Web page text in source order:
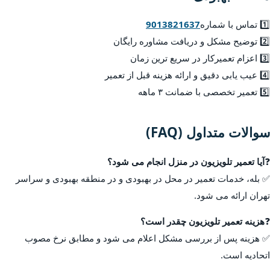
1️⃣ تماس با شماره
9013821637
2️⃣ توضیح مشکل و دریافت مشاوره رایگان
3️⃣ اعزام تعمیرکار در سریع ترین زمان
4️⃣ عیب یابی دقیق و ارائه هزینه قبل از تعمیر
5️⃣ تعمیر تخصصی با ضمانت ۳ ماهه
سوالات متداول (FAQ)
❓آیا تعمیر تلویزیون در منزل انجام می شود؟
✅ بله، خدمات تعمیر در محل در بهبودی و در منطقه بهبودی و سراسر
تهران ارائه می شود.
❓هزینه تعمیر تلویزیون چقدر است؟
✅ هزینه پس از بررسی مشکل اعلام می شود و مطابق نرخ مصوب
اتحادیه است.